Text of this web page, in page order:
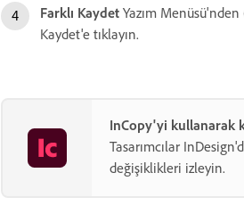
Farklı Kaydet Yazım
Kaydet'e tıklayın.
InCopy'yi kullanarak
Tasarımcılar
değişiklikleri izleyin.